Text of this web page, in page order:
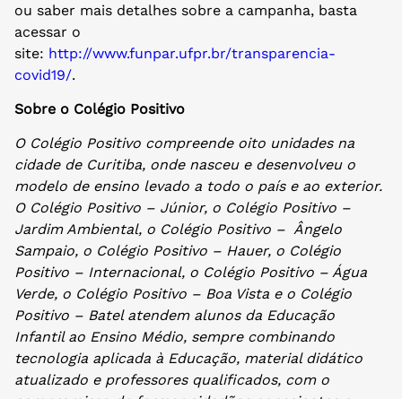
ou saber mais detalhes sobre a campanha, basta
acessar o
site: http://www.funpar.ufpr.br/transparencia-
covid19/.
Sobre o Colégio Positivo
O Colégio Positivo compreende oito unidades na
cidade de Curitiba, onde nasceu e desenvolveu o
modelo de ensino levado a todo o país e ao exterior.
O Colégio Positivo – Júnior, o Colégio Positivo –
Jardim Ambiental, o Colégio Positivo – Ângelo
Sampaio, o Colégio Positivo – Hauer, o Colégio
Positivo – Internacional, o Colégio Positivo – Água
Verde, o Colégio Positivo – Boa Vista e o Colégio
Positivo – Batel atendem alunos da Educação
Infantil ao Ensino Médio, sempre combinando
tecnologia aplicada à Educação, material didático
atualizado e professores qualificados, com o